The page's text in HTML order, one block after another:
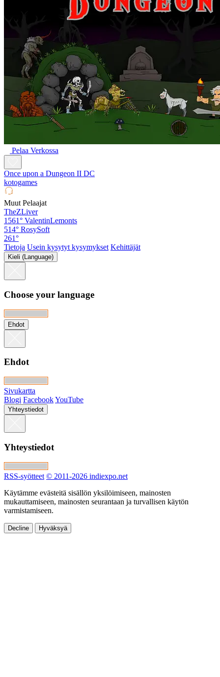
Pelaa Verkossa
Once upon a Dungeon II DC
kotogames
Muut Pelaajat
TheZLiver
1561° ValentinLemonts
514° RosySoft
261°
Tietoja Usein kysytyt kysymykset Kehittäjät
Kieli (Language)
Choose your language
Ehdot
Ehdot
Sivukartta
Blogi FacebookYouTube
Yhteystiedot
Yhteystiedot
RSS-syötteet © 2011-2026 indiexpo.net
Käytämme evästeitä sisällön yksilöimiseen, mainosten
mukauttamiseen, mainosten seurantaan ja turvallisen käytön
varmistamiseen.
Decline Hyväksyä